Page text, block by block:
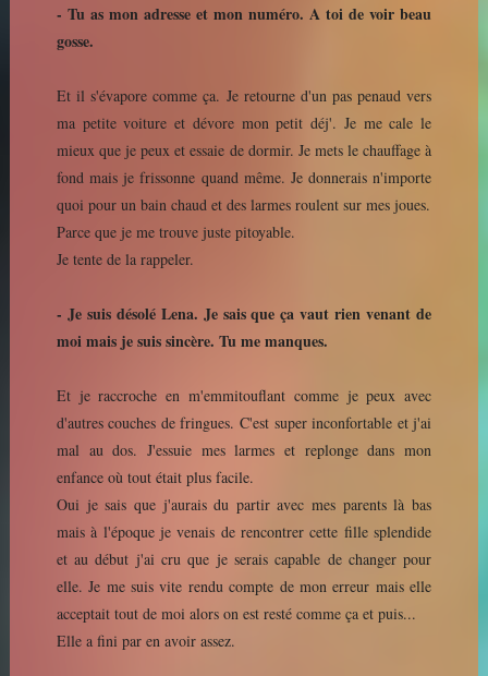
- Tu as mon adresse et mon numéro. A toi de voir beau
gosse.
Et il s'évapore comme ça. Je retourne d'un pas penaud vers
ma petite voiture et dévore mon petit déj'. Je me cale le
mieux que je peux et essaie de dormir. Je mets le chauffage à
fond mais je frissonne quand même. Je donnerais n'importe
quoi pour un bain chaud et des larmes roulent sur mes joues.
Parce que je me trouve juste pitoyable.
Je tente de la rappeler.
- Je suis désolé Lena. Je sais que ça vaut rien venant de
moi mais je suis sincère. Tu me manques.
Et je raccroche en m'emmitouflant comme je peux avec
d'autres couches de fringues. C'est super inconfortable et j'ai
mal au dos. J'essuie mes larmes et replonge dans mon
enfance où tout était plus facile.
Oui je sais que j'aurais du partir avec mes parents là bas
mais à l'époque je venais de rencontrer cette fille splendide
et au début j'ai cru que je serais capable de changer pour
elle. Je me suis vite rendu compte de mon erreur mais elle
acceptait tout de moi alors on est resté comme ça et puis...
Elle a fini par en avoir assez.